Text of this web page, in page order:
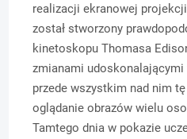
realizacji ekranowej
został stworzony
kinetoskopu Thomasa
zmianami udoskonalającymi
przede wszystkim nad nim
oglądanie obrazów wielu
Tamtego dnia w pokazie